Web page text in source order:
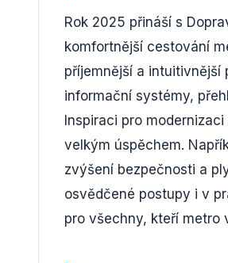
Rok 2025 přináší s
komfortnější cestování
příjemnější a intuitivnější
informační systémy,
Inspiraci pro
velkým úspěchem.
zvýšení bezpečnosti a
osvědčené postupy i v
pro všechny, kteří metro